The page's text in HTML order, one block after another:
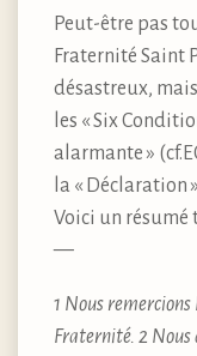
Peut-être pas
Fraternité Saint
désastreux,
les « Six
alarmante »
la « Déclaration
Voici un résumé
—
1 Nous remercions
Fraternité. 2 Nous